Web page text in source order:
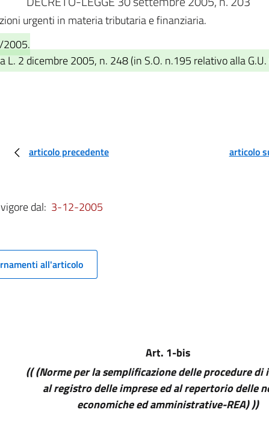
urgenti in materia tributaria e finanziaria.
2005.
2 dicembre 2005, n. 248 (in S.O. n.195 relativo alla
articolo precedente articolo
dal: 3-12-2005
all'articolo
Art. 1-bis
(( (Norme per la semplificazione delle procedure di
al registro delle imprese ed al repertorio delle
economiche ed amministrative-REA) ))